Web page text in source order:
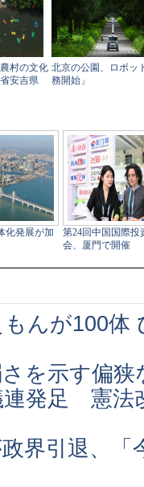
んが100体
を示す偏狭
連発足 憲法
界引退、